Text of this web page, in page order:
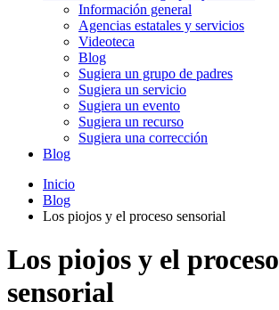
Información general
Agencias estatales y servicios
Videoteca
Blog
Sugiera un grupo de padres
Sugiera un servicio
Sugiera un evento
Sugiera un recurso
Sugiera una corrección
Blog
Inicio
Blog
Los piojos y el proceso sensorial
Los piojos y el proceso
sensorial